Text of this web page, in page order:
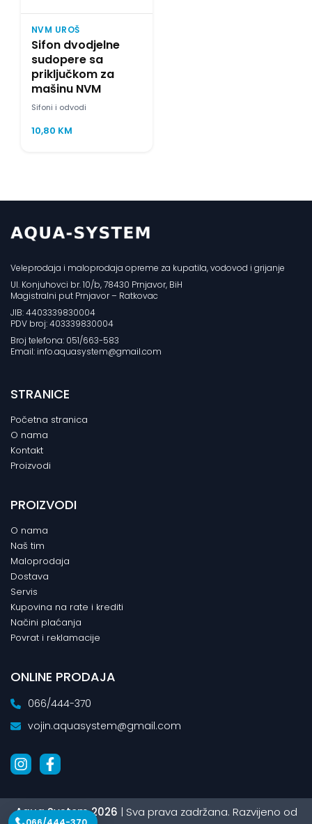
NVM UROŠ
Sifon dvodjelne
sudopere sa
priključkom za
mašinu NVM
Sifoni i odvodi
10,80 KM
Veleprodaja i maloprodaja opreme za kupatila, vodovod i grijanje
Ul. Konjuhovci br. 10/b, 78430 Prnjavor, BiH
Magistralni put Prnjavor – Ratkovac
JIB: 4403339830004
PDV broj: 403339830004
Broj telefona: 051/663-583
Email: info.aquasystem@gmail.com
STRANICE
Početna stranica
O nama
Kontakt
Proizvodi
PROIZVODI
O nama
Naš tim
Maloprodaja
Dostava
Servis
Kupovina na rate i krediti
Načini plaćanja
Povrat i reklamacije
ONLINE PRODAJA
066/444-370
vojin.aquasystem@gmail.com
Aqua System 2026 | Sva prava zadržana. Razvijeno od